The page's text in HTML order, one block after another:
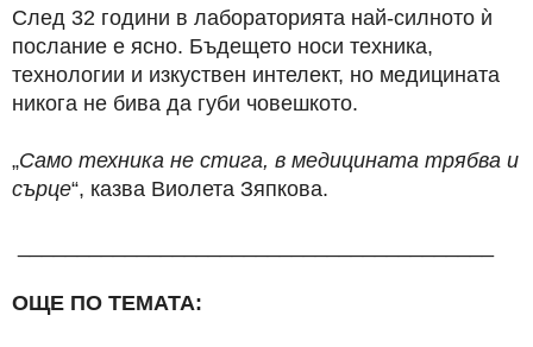
След 32 години в лабораторията най-силното ѝ
послание е ясно. Бъдещето носи техника,
технологии и изкуствен интелект, но медицината
никога не бива да губи човешкото.
„Само техника не стига, в медицината трябва и
сърце“, казва Виолета Зяпкова.
ОЩЕ ПО ТЕМАТА: